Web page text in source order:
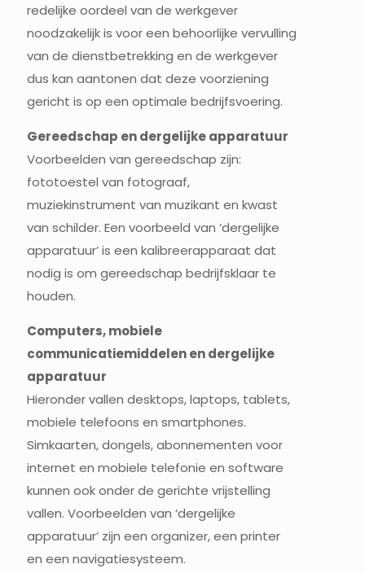
redelijke oordeel van de werkgever
noodzakelijk is voor een behoorlijke vervulling
van de dienstbetrekking en de werkgever
dus kan aantonen dat deze voorziening
gericht is op een optimale bedrijfsvoering.
Gereedschap en dergelijke apparatuur
Voorbeelden van gereedschap zijn:
fototoestel van fotograaf,
muziekinstrument van muzikant en kwast
van schilder. Een voorbeeld van ‘dergelijke
apparatuur’ is een kalibreerapparaat dat
nodig is om gereedschap bedrijfsklaar te
houden.
Computers, mobiele
communicatiemiddelen en dergelijke
apparatuur
Hieronder vallen desktops, laptops, tablets,
mobiele telefoons en smartphones.
Simkaarten, dongels, abonnementen voor
internet en mobiele telefonie en software
kunnen ook onder de gerichte vrijstelling
vallen. Voorbeelden van ‘dergelijke
apparatuur’ zijn een organizer, een printer
en een navigatiesysteem.